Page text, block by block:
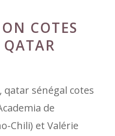
COTES
qatar sénégal cotes
de
Chili) et Valérie